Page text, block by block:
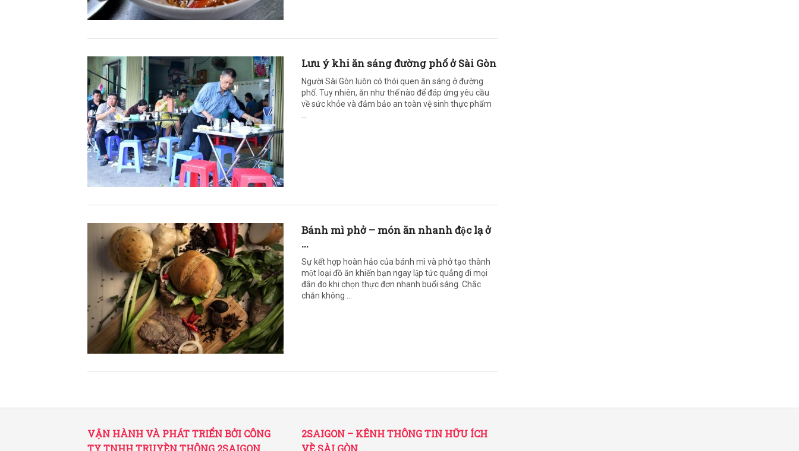
Lưu ý khi ăn sáng đường phố ở Sài Gòn
Người Sài Gòn luôn có thói quen ăn sáng ở đường
phố. Tuy nhiên, ăn như thế nào để đáp ứng yêu cầu
về sức khỏe và đảm bảo an toàn vệ sinh thực phẩm
Bánh mì phở – món ăn nhanh độc lạ ở
...
Sự kết hợp hoàn hảo của bánh mì và phở tạo thành
một loại đồ ăn khiến bạn ngay lập tức quẳng đi mọi
đắn đo khi chọn thực đơn nhanh buổi sáng. Chắc
chắn không ...
VẬN HÀNH VÀ PHÁT TRIỂN BỞI CÔNG
TY TNHH TRUYỀN THÔNG 2SAIGON
2SAIGON – KÊNH THÔNG TIN HỮU ÍCH
VỀ SÀI GÒN